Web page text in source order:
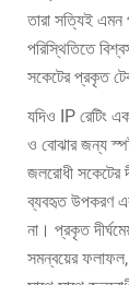
তারা সত্যিই এমন
পরিস্থিতিতে
সকেটের প্রকৃত
যদিও IP রেটিং
ও বোঝার জন্য
জলরোধী সকেটের
ব্যবহৃত উপকরণ
না। প্রকৃত
সমন্বয়ের